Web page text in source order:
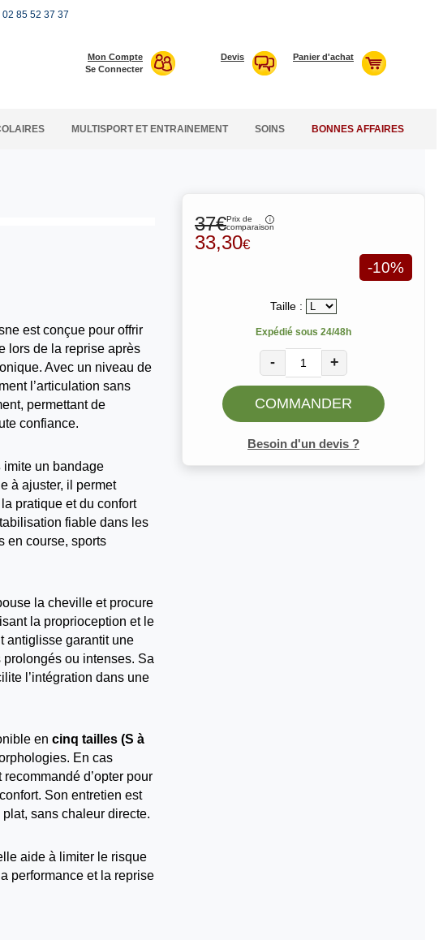
02 85 52 37 37
Mon Compte
Se Connecter
Devis Panier d'achat
MULTISPORT ET ENTRAINEMENT SOINS BONNES AFFAIRES
37€Prix de
comparaison
33,30€
-10%
Taille :
Expédié sous 24/48h
- +
COMMANDER
Besoin d'un devis ?
est conçue pour offrir
lors de la reprise après
Avec un niveau de
l’articulation sans
permettant de
confiance.
imite un bandage
à ajuster, il permet
pratique et du confort
fiable dans les
en course, sports
la cheville et procure
la proprioception et le
antiglisse garantit une
prolongés ou intenses. Sa
l’intégration dans une
en cinq tailles (S à
En cas
d’opter pour
Son entretien est
plat, sans chaleur directe.
aide à limiter le risque
performance et la reprise